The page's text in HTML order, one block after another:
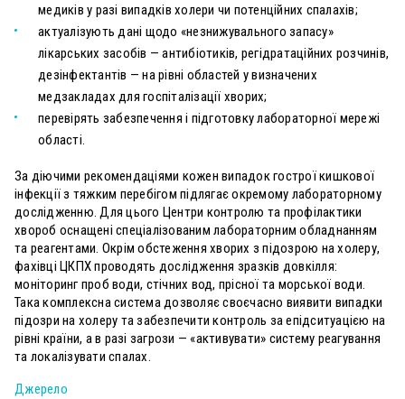
медиків у разі випадків холери чи потенційних спалахів;
актуалізують дані щодо «незнижувального запасу»
лікарських засобів — антибіотиків, регідратаційних розчинів,
дезінфектантів — на рівні областей у визначених
медзакладах для госпіталізації хворих;
перевірять забезпечення і підготовку лабораторної мережі
області.
За діючими рекомендаціями кожен випадок гострої кишкової
інфекції з тяжким перебігом підлягає окремому лабораторному
дослідженню. Для цього Центри контролю та профілактики
хвороб оснащені спеціалізованим лабораторним обладнанням
та реагентами. Окрім обстеження хворих з підозрою на холеру,
фахівці ЦКПХ проводять дослідження зразків довкілля:
моніторинг проб води, стічних вод, прісної та морської води.
Така комплексна система дозволяє своєчасно виявити випадки
підозри на холеру та забезпечити контроль за епідситуацією на
рівні країни, а в разі загрози — «активувати» систему реагування
та локалізувати спалах.
Джерело